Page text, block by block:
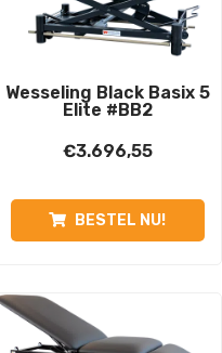
Wesseling Black Basix 5
Elite #BB2
€3.696,55
BESTEL NU!